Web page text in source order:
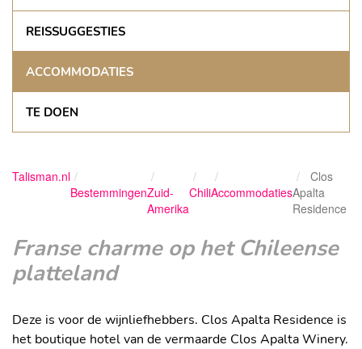
REISSUGGESTIES
ACCOMMODATIES
TE DOEN
Talisman.nl
BestemmingenZuid-
Amerika
ChiliAccommodaties
Clos
Apalta
Residence
Franse charme op het Chileense
platteland
Deze is voor de wijnliefhebbers. Clos Apalta Residence is
het boutique hotel van de vermaarde Clos Apalta Winery.